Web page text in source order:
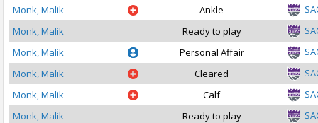
Monk, Malik
Ankle
Monk, Malik
Ready to play
Monk, Malik
Personal Affair
Monk, Malik
Cleared
Monk, Malik
Calf
Monk, Malik
Ready to play